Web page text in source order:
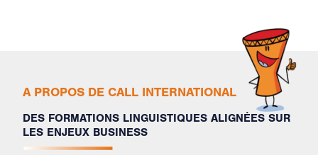
A PROPOS DE CALL INTERNATIONAL
DES FORMATIONS LINGUISTIQUES ALIGNÉES SUR
LES ENJEUX BUSINESS